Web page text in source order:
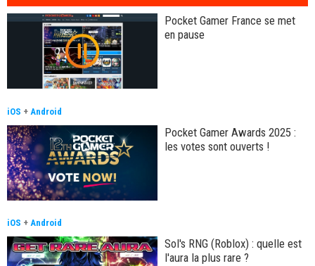
Pocket Gamer France se met
en pause
iOS + Android
Pocket Gamer Awards 2025 :
les votes sont ouverts !
iOS + Android
Sol's RNG (Roblox) : quelle est
l'aura la plus rare ?